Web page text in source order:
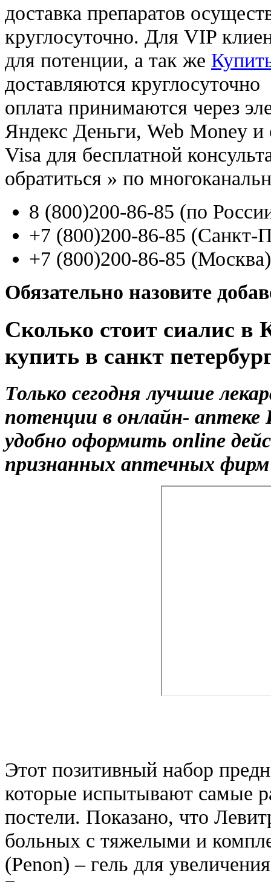
доставка препаратов
круглосуточно. Для VIP
для потенции, а так же
доставляются круглосуточно
оплата принимаются через
Яндекс Деньги, Web Money и
Visa для бесплатной
обратиться » по
8 (800)200-86-85 (по
+7 (800)200-86-85 (Санкт-
+7 (800)200-86-85 (Москва)
Обязательно назовите
Сколько стоит сиалис в
купить в санкт
Только сегодня лучшие
потенции в онлайн-
удобно оформить online
признанных аптечных
Этот позитивный набор
которые испытывают самые
постели. Показано, что
больных с тяжелыми и
(Penon) – гель для